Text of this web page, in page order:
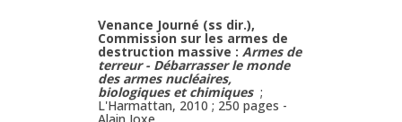
Venance Journé (ss dir.),
Commission sur les armes de
destruction massive : Armes de
terreur - Débarrasser le monde
des armes nucléaires,
biologiques et chimiques ;
L'Harmattan, 2010 ; 250 pages -